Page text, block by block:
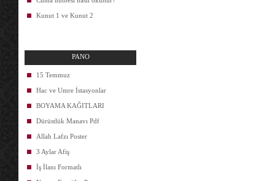
Kunut 1 ve Kunut 2
PANO
15 Temmuz
Hac ve Umre İstasyonlar
BOYAMA KAĞITLARI
Dürüstlük Manavı Pdf
Allah Lafzı Poster
3 Aylar Afiş
İş İlanı Formatlı